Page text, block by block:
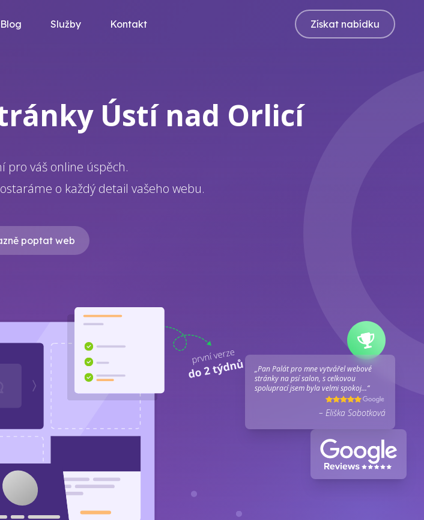
Blog Služby Kontakt Získat nabídku
Ústí nad Orlicí
pro váš online úspěch.
o každý detail vašeho webu.
poptat web
„Pan Palát pro mne vytvářel webové
stránky na psí salon, s celkovou
spoluprací jsem byla velmi spokoj...“
– Eliška Sobotková